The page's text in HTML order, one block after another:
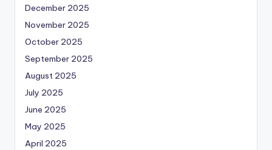
December 2025
November 2025
October 2025
September 2025
August 2025
July 2025
June 2025
May 2025
April 2025